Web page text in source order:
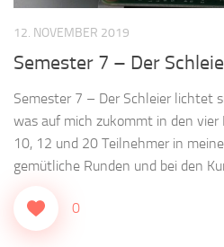
12. NOVEMBER 2019
Semester 7 – Der
Semester 7 – Der Schleier lichtet
was auf mich zukommt in den vier
10, 12 und 20 Teilnehmer in
gemütliche Runden und bei den
0